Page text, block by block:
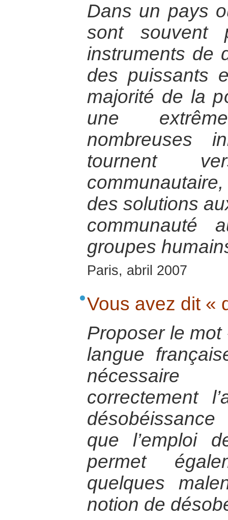
Dans un pays
sont souvent
instruments de
des puissants
majorité de la
une
nombreuses
tournent
des solutions
communauté
groupes
Paris, abril 2007
Vous avez dit «
Proposer le
langue
correctement
que l’emploi
permet
quelques
notion de